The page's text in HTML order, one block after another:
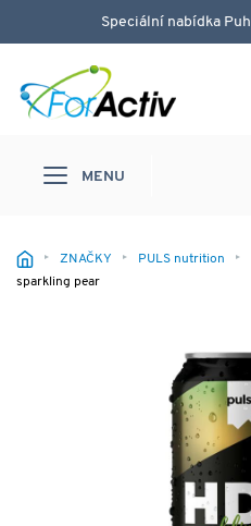
Speciální nabídka
MENU
ZNAČKY PULS nutrition
sparkling pear